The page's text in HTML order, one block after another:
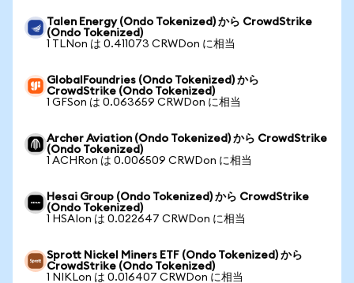
Talen Energy (Ondo Tokenized) から CrowdStrike
(Ondo Tokenized)
1 TLNon は 0.411073 CRWDon に相当
GlobalFoundries (Ondo Tokenized) から
CrowdStrike (Ondo Tokenized)
1 GFSon は 0.063659 CRWDon に相当
Archer Aviation (Ondo Tokenized) から CrowdStrike
(Ondo Tokenized)
1 ACHRon は 0.006509 CRWDon に相当
Hesai Group (Ondo Tokenized) から CrowdStrike
(Ondo Tokenized)
1 HSAIon は 0.022647 CRWDon に相当
Sprott Nickel Miners ETF (Ondo Tokenized) から
CrowdStrike (Ondo Tokenized)
1 NIKLon は 0.016407 CRWDon に相当